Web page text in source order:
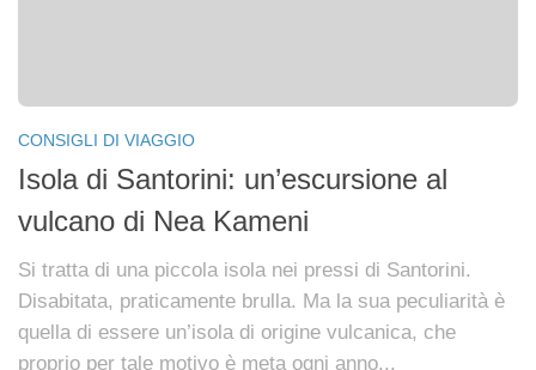
CONSIGLI DI VIAGGIO
Isola di Santorini: un’escursione al
vulcano di Nea Kameni
Si tratta di una piccola isola nei pressi di Santorini.
Disabitata, praticamente brulla. Ma la sua peculiarità è
quella di essere un’isola di origine vulcanica, che
proprio per tale motivo è meta ogni anno...